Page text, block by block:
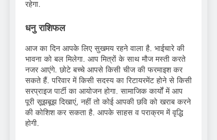
रहेगा.
धनु राशिफल
आज का दिन आपके लिए सुखमय रहने वाला है. भाईचारे की
भावना को बल मिलेगा. आप मित्रों के साथ मौज मस्ती करते
नजर आएंगे. छोटे बच्चे आपसे किसी चीज की फरमाइश कर
सकते हैं. परिवार में किसी सदस्य का रिटायरमेंट होने से किसी
सरप्राइज पार्टी का आयोजन होगा. सामाजिक कार्यों में आप
पूरी सूझबूझ दिखाएं, नहीं तो कोई आपकी छवि को खराब करने
की कोशिश कर सकता है. आपके साहस व पराक्रम में वृद्धि
होगी.